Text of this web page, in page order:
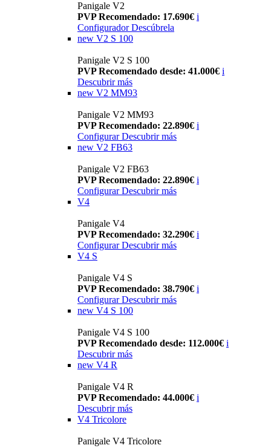
Panigale V2
PVP Recomendado: 17.690€ i
Configurador Descúbrela
new V2 S 100
Panigale V2 S 100
PVP Recomendado desde: 41.000€ i
Descubrir más
new V2 MM93
Panigale V2 MM93
PVP Recomendado: 22.890€ i
Configurar Descubrir más
new V2 FB63
Panigale V2 FB63
PVP Recomendado: 22.890€ i
Configurar Descubrir más
V4
Panigale V4
PVP Recomendado: 32.290€ i
Configurar Descubrir más
V4 S
Panigale V4 S
PVP Recomendado: 38.790€ i
Configurar Descubrir más
new V4 S 100
Panigale V4 S 100
PVP Recomendado desde: 112.000€ i
Descubrir más
new V4 R
Panigale V4 R
PVP Recomendado: 44.000€ i
Descubrir más
V4 Tricolore
Panigale V4 Tricolore